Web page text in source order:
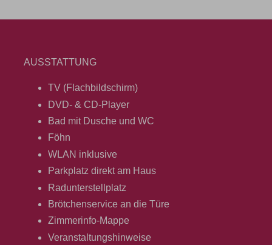
AUSSTATTUNG
TV (Flachbildschirm)
DVD- & CD-Player
Bad mit Dusche und WC
Föhn
WLAN inklusive
Parkplatz direkt am Haus
Radunterstellplatz
Brötchenservice an die Türe
Zimmerinfo-Mappe
Veranstaltungshinweise